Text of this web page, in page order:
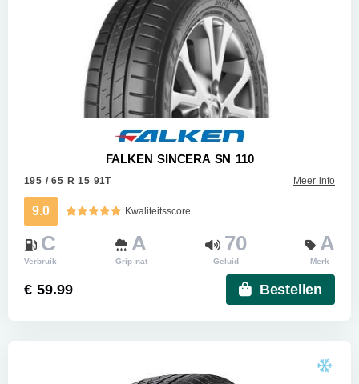
FALKEN SINCERA SN 110
195 / 65 R 15 91T Meer info
9.0 Kwaliteitsscore
C
Verbruik
A
Grip nat
70
Geluid
A
Merk
€ 59.99 Bestellen